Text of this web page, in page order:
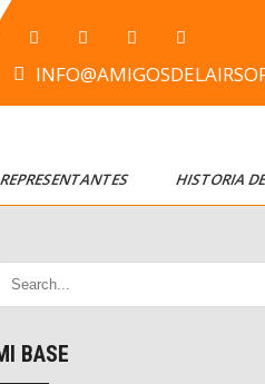
REPRESENTANTES HISTORIA
BASE